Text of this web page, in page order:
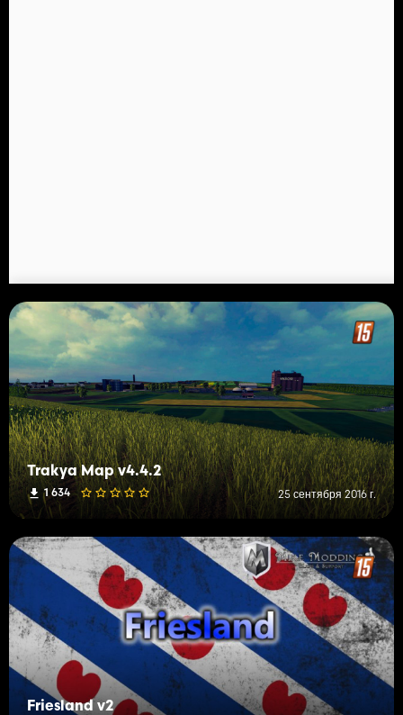
Trakya Map v4.4.2
1 634 25 сентября 2016 г.
Friesland v2